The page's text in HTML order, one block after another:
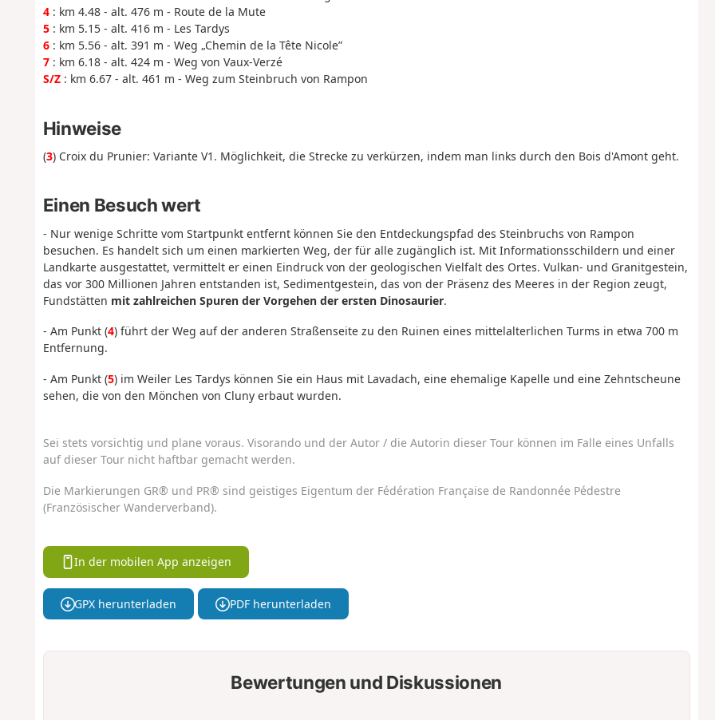
4: km 4.48 - alt. 476 m - Route de la Mute
5: km 5.15 - alt. 416 m - Les Tardys
6: km 5.56 - alt. 391 m - Weg „Chemin de la Tête Nicole”
7: km 6.18 - alt. 424 m - Weg von Vaux-Verzé
S/Z: km 6.67 - alt. 461 m - Weg zum Steinbruch von Rampon
Hinweise
(3) Croix du Prunier: Variante V1. Möglichkeit, die Strecke zu verkürzen, indem man links durch den Bois d'Amont geht.
Einen Besuch wert
- Nur wenige Schritte vom Startpunkt entfernt können Sie den Entdeckungspfad des Steinbruchs von Rampon
besuchen. Es handelt sich um einen markierten Weg, der für alle zugänglich ist. Mit Informationsschildern und einer
Landkarte ausgestattet, vermittelt er einen Eindruck von der geologischen Vielfalt des Ortes. Vulkan- und Granitgestein,
das vor 300 Millionen Jahren entstanden ist, Sedimentgestein, das von der Präsenz des Meeres in der Region zeugt,
Fundstätten mit zahlreichen Spuren der Vorgehen der ersten Dinosaurier.
- Am Punkt (4) führt der Weg auf der anderen Straßenseite zu den Ruinen eines mittelalterlichen Turms in etwa 700 m
Entfernung.
- Am Punkt (5) im Weiler Les Tardys können Sie ein Haus mit Lavadach, eine ehemalige Kapelle und eine Zehntscheune
sehen, die von den Mönchen von Cluny erbaut wurden.
Sei stets vorsichtig und plane voraus. Visorando und der Autor / die Autorin dieser Tour können im Falle eines Unfalls
auf dieser Tour nicht haftbar gemacht werden.
Die Markierungen GR® und PR® sind geistiges Eigentum der Fédération Française de Randonnée Pédestre
(Französischer Wanderverband).
In der mobilen App anzeigen
GPX herunterladen PDF herunterladen
Bewertungen und Diskussionen